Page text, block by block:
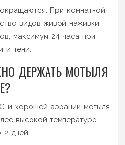
При комнатной
видов живой наживки
максимум 24 часа при
и тени.
ДЕРЖАТЬ МОТЫЛЯ
и хорошей аэрации мотыля
высокой температуре
2 дней.